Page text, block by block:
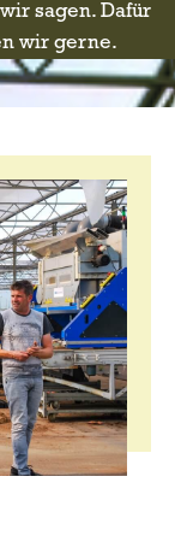
sagen. Dafür
wir gerne.